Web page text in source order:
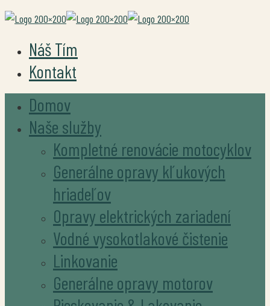
Náš Tím
Kontakt
Domov
Naše služby
Kompletné renovácie motocyklov
Generálne opravy kľukových
hriadeľov
Opravy elektrických zariadení
Vodné vysokotlakové čistenie
Linkovanie
Generálne opravy motorov